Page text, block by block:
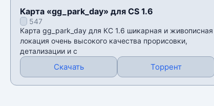
Карта «gg_park_day» для CS 1.6
547
Карта gg_park_day для КС 1.6 шикарная и живописная
локация очень высокого качества прорисовки,
детализации и с
Скачать Торрент